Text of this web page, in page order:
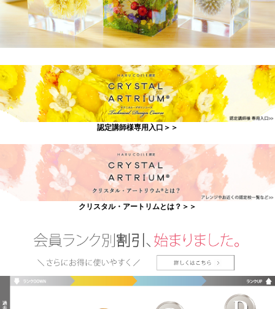
認定講師様専用入口＞＞
クリスタル・アートリムとは？＞＞